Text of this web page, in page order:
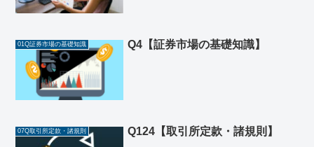
01Q証券市場の基礎知識 Q4【証券市場の基礎知識】
07Q取引所定款・諸規則 Q124【取引所定款・諸規則】